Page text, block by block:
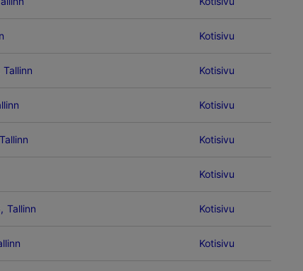
Kotisivu
Kotisivu
Kotisivu
Kotisivu
Kotisivu
Tallinn Kotisivu
Kotisivu